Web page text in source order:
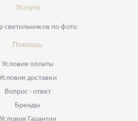
Услуги
светильников по фото
Помощь
Условия оплаты
доставки
Вопрос - ответ
Бренды
Условия Гарантии